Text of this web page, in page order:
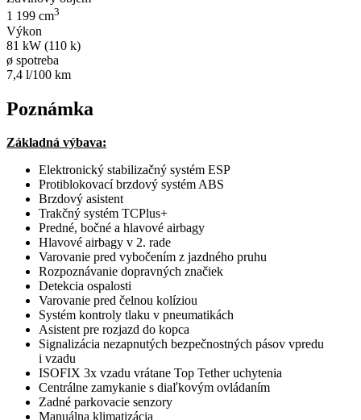
1 199 cm3
Výkon
81 kW (110 k)
ø spotreba
7,4 l/100 km
Poznámka
Základná výbava:
Elektronický stabilizačný systém ESP
Protiblokovací brzdový systém ABS
Brzdový asistent
Trakčný systém TCPlus+
Predné, bočné a hlavové airbagy
Hlavové airbagy v 2. rade
Varovanie pred vybočením z jazdného pruhu
Rozpoznávanie dopravných značiek
Detekcia ospalosti
Varovanie pred čelnou kolíziou
Systém kontroly tlaku v pneumatikách
Asistent pre rozjazd do kopca
Signalizácia nezapnutých bezpečnostných pásov vpredu
i vzadu
ISOFIX 3x vzadu vrátane Top Tether uchytenia
Centrálne zamykanie s diaľkovým ovládaním
Zadné parkovacie senzory
Manuálna klimatizácia